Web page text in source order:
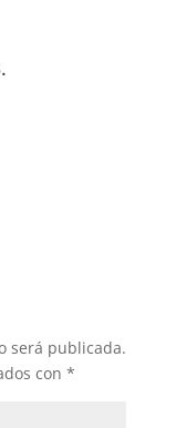
será publicada.
con *